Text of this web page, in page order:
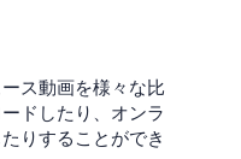
ス動画を様々な比
ドしたり、オンラ
りすることができ